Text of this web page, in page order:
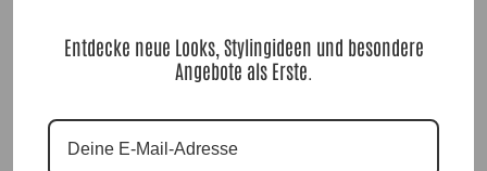
Entdecke neue Looks, Stylingideen und besondere
Angebote als Erste.